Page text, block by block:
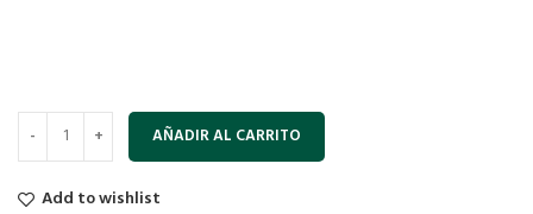
AÑADIR AL CARRITO
Add to wishlist